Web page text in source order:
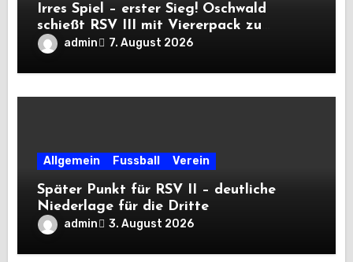
Irres Spiel – erster Sieg! Oschwald
schießt RSV III mit Viererpack zu
Premiere
admin 7. August 2026
Allgemein Fussball Verein
Später Punkt für RSV II – deutliche
Niederlage für die Dritte
admin 3. August 2026